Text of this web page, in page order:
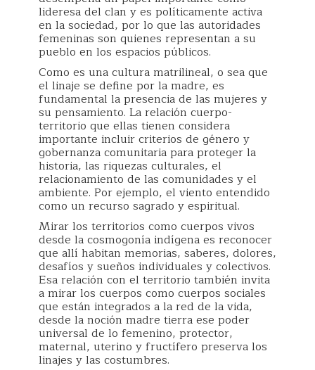
lideresa del clan y es políticamente activa
en la sociedad, por lo que las autoridades
femeninas son quienes representan a su
pueblo en los espacios públicos.
Como es una cultura matrilineal, o sea que
el linaje se define por la madre, es
fundamental la presencia de las mujeres y
su pensamiento. La relación cuerpo-
territorio que ellas tienen considera
importante incluir criterios de género y
gobernanza comunitaria para proteger la
historia, las riquezas culturales, el
relacionamiento de las comunidades y el
ambiente. Por ejemplo, el viento entendido
como un recurso sagrado y espiritual.
Mirar los territorios como cuerpos vivos
desde la cosmogonía indígena es reconocer
que allí habitan memorias, saberes, dolores,
desafíos y sueños individuales y colectivos.
Esa relación con el territorio también invita
a mirar los cuerpos como cuerpos sociales
que están integrados a la red de la vida,
desde la noción madre tierra ese poder
universal de lo femenino, protector,
maternal, uterino y fructífero preserva los
linajes y las costumbres.